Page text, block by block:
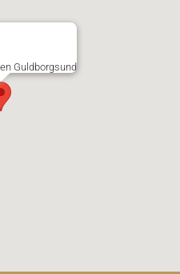
Guldborgsund